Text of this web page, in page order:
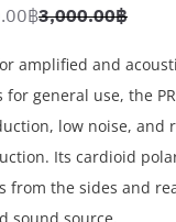
3,000.00฿
฿
amplified and
for general use, the
low noise, and
Its cardioid
from the sides and